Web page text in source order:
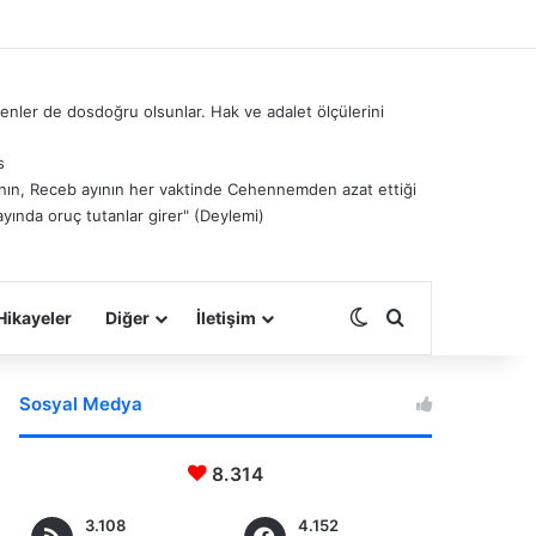
de dosdoğru olsunlar. Hak ve adalet ölçülerini
Receb ayının her vaktinde Cehennemden azat ettiği
oruç tutanlar girer" (Deylemi)
Diğer İletişim Dış görünümü
Sosyal Medya
8.314
3.108 4.152